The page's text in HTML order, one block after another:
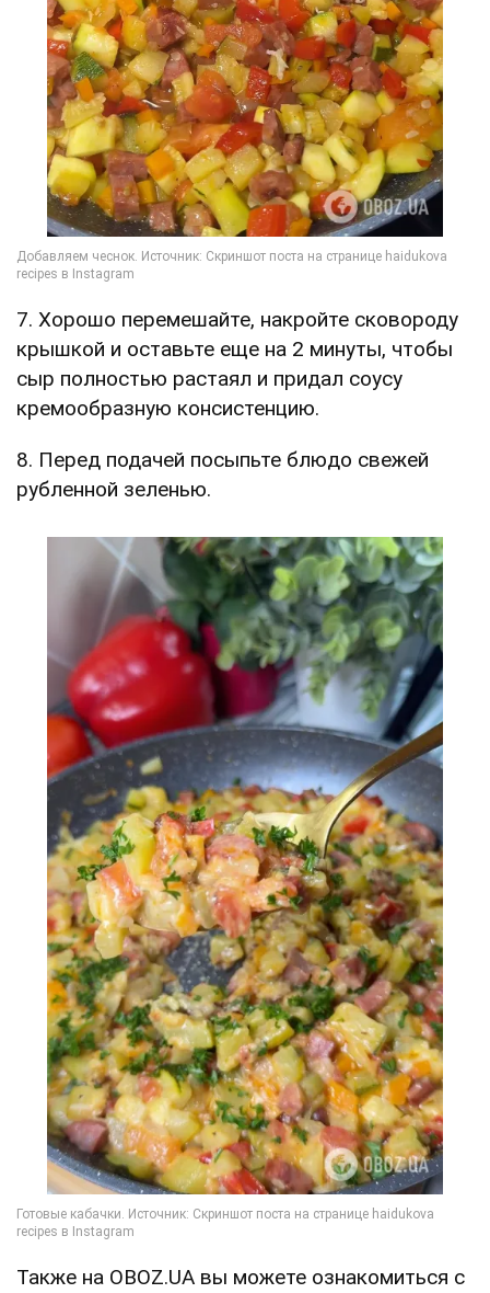
7. Хорошо перемешайте, накройте сковороду
крышкой и оставьте еще на 2 минуты, чтобы
сыр полностью растаял и придал соусу
кремообразную консистенцию.
8. Перед подачей посыпьте блюдо свежей
рубленной зеленью.
Также на OBOZ.UA вы можете ознакомиться с